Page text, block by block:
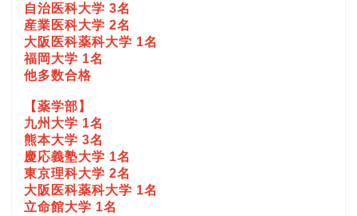
自治医科大学 3名
産業医科大学 2名
大阪医科薬科大学 1名
福岡大学 1名
他多数合格
【薬学部】
九州大学 1名
熊本大学 3名
慶応義塾大学 1名
東京理科大学 2名
大阪医科薬科大学 1名
立命館大学 1名